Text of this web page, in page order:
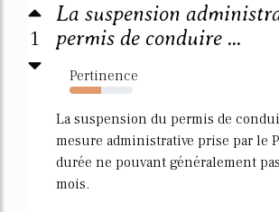
1
La suspension
permis de conduire ...
Pertinence
50%
La suspension du permis de
mesure administrative prise par le
durée ne pouvant généralement
mois.